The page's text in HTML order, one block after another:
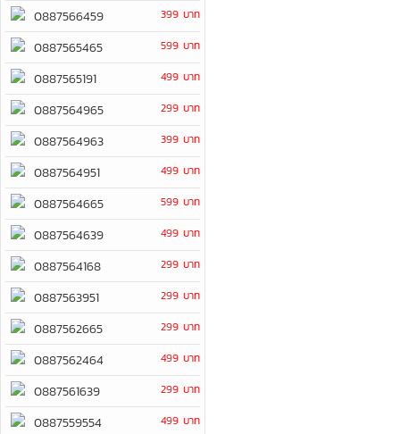
0887566459 399 บาท
0887565465 599 บาท
0887565191 499 บาท
0887564965 299 บาท
0887564963 399 บาท
0887564951 499 บาท
0887564665 599 บาท
0887564639 499 บาท
0887564168 299 บาท
0887563951 299 บาท
0887562665 299 บาท
0887562464 499 บาท
0887561639 299 บาท
0887559554 499 บาท